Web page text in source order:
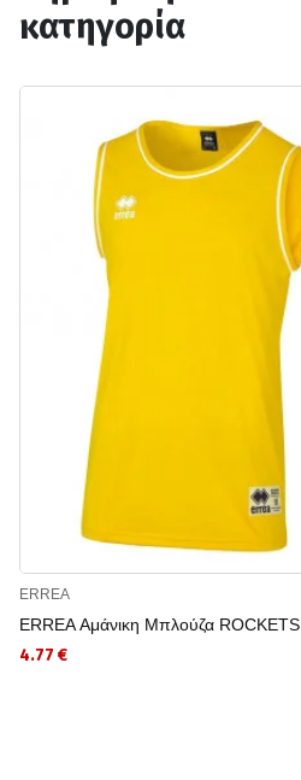
κατηγορία
ERREA
ERREA Αμάνικη Μπλούζα ROCKETS
4.77 €